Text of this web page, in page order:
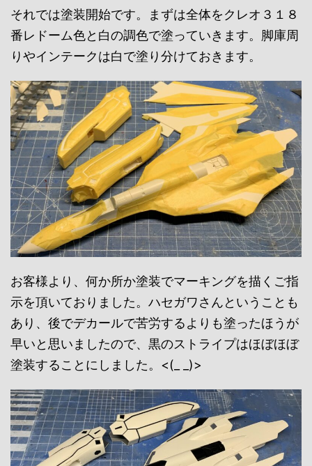
それでは塗装開始です。まずは全体をクレオ３１８
番レドーム色と白の調色で塗っていきます。脚庫周
りやインテークは白で塗り分けておきます。
お客様より、何か所か塗装でマーキングを描くご指
示を頂いておりました。ハセガワさんということも
あり、後でデカールで苦労するよりも塗ったほうが
早いと思いましたので、黒のストライプはほぼほぼ
塗装することにしました。<(_ _)>